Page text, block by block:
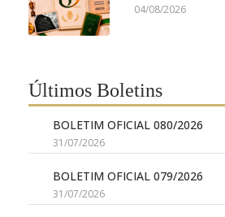
04/08/2026
Últimos Boletins
BOLETIM OFICIAL 080/2026
31/07/2026
BOLETIM OFICIAL 079/2026
31/07/2026